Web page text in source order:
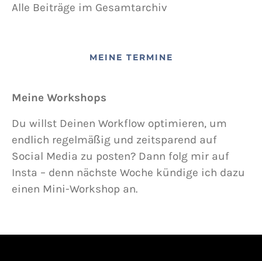
Alle Beiträge im Gesamtarchiv
MEINE TERMINE
Meine Workshops
Du willst Deinen Workflow optimieren, um
endlich regelmäßig und zeitsparend auf
Social Media zu posten? Dann folg mir auf
Insta – denn nächste Woche kündige ich dazu
einen Mini-Workshop an.